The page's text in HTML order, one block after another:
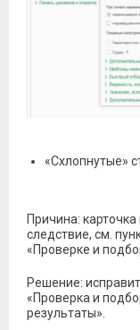
«Схлопнутые»
Причина:
следствие, см.
«Проверке и
Решение:
«Проверка и
результаты».